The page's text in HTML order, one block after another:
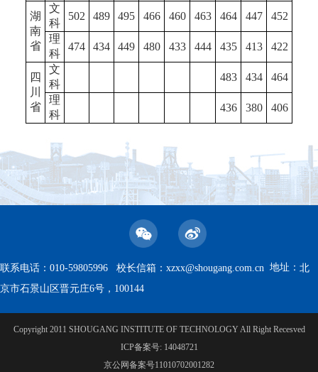
湖
南
省
文
科
502 489 495 466 460 463 464 447
452
理
科
474 434 449 480 433 444 435 413 422
四
川
省
文
科
483 434
464
理
科
436 380 406
联系电话：010-59805996 校长信箱： xzxx@shougang.com.cn 地址： 北
京市石景山区晋元庄6号，100144
Copyright 2011 SHOUGANG INSTITUTE OF TECHNOLOGY All Right Recesved
ICP备案号: 14048721
京公网备案号11010702001282